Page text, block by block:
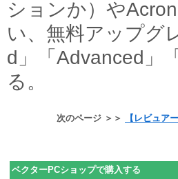
ションか）や
い、無料アップグ
d」「Advanced」
る。
次のページ ＞＞ 【レビュア
ベクターPCショップで購入する